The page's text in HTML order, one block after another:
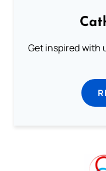
Get inspired with